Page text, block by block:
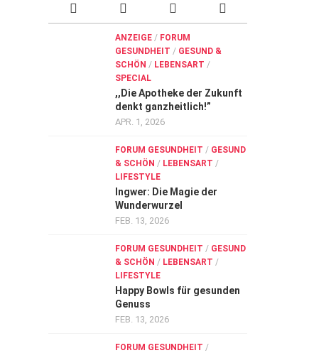
ANZEIGE / FORUM
GESUNDHEIT / GESUND &
SCHÖN / LEBENSART /
SPECIAL
,,Die Apotheke der Zukunft
denkt ganzheitlich!”
APR. 1, 2026
FORUM GESUNDHEIT / GESUND
& SCHÖN / LEBENSART /
LIFESTYLE
Ingwer: Die Magie der
Wunderwurzel
FEB. 13, 2026
FORUM GESUNDHEIT / GESUND
& SCHÖN / LEBENSART /
LIFESTYLE
Happy Bowls für gesunden
Genuss
FEB. 13, 2026
FORUM GESUNDHEIT /